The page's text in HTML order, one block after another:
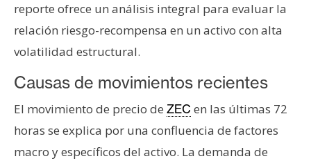
l
i
c
d
a
reporte ofrece un análisis integral para evaluar la
relación riesgo-recompensa en un activo con alta
volatilidad estructural.
Causas de movimientos recientes
El movimiento de precio de ZEC en las últimas 72
horas se explica por una confluencia de factores
macro y específicos del activo. La demanda de